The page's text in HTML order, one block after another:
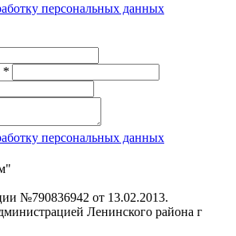
персональных данных
*
персональных данных
№790836942 от 13.02.2013.
Ленинского района г